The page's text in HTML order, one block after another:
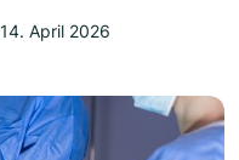
14. April 2026